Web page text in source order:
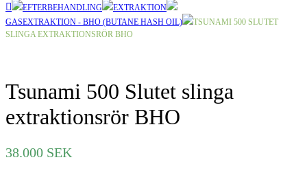
EFTERBEHANDLING
EXTRAKTION
GASEXTRAKTION - BHO (BUTANE HASH OIL)
TSUNAMI 500 SLUTET
SLINGA EXTRAKTIONSRÖR BHO
Tsunami 500 Slutet slinga
extraktionsrör BHO
38.000 SEK